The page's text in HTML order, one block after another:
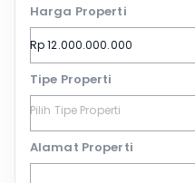
Harga Properti
Tipe Properti
Alamat Properti